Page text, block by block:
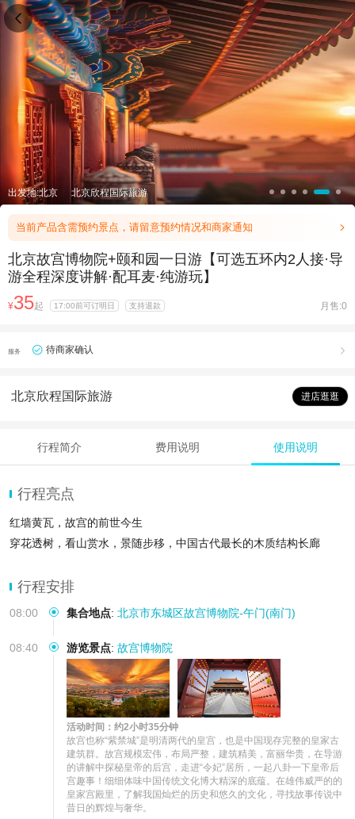
出发地:北京 北京欣程国际旅游
当前产品含需预约景点，请留意预约情况和商家通知 
北京故宫博物院+颐和园一日游【可选五环内2人接·导
游全程深度讲解·配耳麦·纯游玩】
¥35起 17:00前可订明日 支持退款 月售:0
服务 待商家确认 
北京欣程国际旅游 进店逛逛
行程简介 费用说明 使用说明
行程亮点
红墙黄瓦，故宫的前世今生
穿花透树，看山赏水，景随步移，中国古代最长的木质结构长廊
行程安排
08:00 集合地点: 北京市东城区故宫博物院-午门(南门)
08:40 游览景点: 故宫博物院
活动时间：约2小时35分钟
故宫也称“紫禁城”是明清两代的皇宫，也是中国现存完整的皇家古
建筑群。故宫规模宏伟，布局严整，建筑精美，富丽华贵，在导游
的讲解中探秘皇帝的后宫，走进“令妃”居所，一起八卦一下皇帝后
宫趣事！细细体味中国传统文化博大精深的底蕴。在雄伟威严的的
皇家宫殿里，了解我国灿烂的历史和悠久的文化，寻找故事传说中
昔日的辉煌与奢华。
